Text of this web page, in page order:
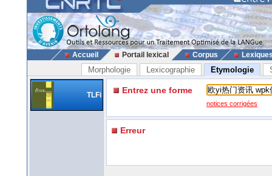
Accueil Portail lexical Corpus
Morphologie Lexicographie Etymologie
TLFi Entrez une forme
notices corrigées
Erreur